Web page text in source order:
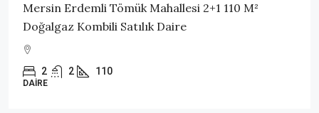
Mersin Erdemli Tömük Mahallesi 2+1 110 M²
Doğalgaz Kombili Satılık Daire
2 2 110
DAIRE